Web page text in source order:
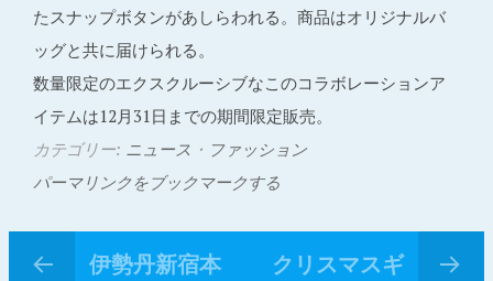
たスナップボタンがあしらわれる。商品はオリジナルバ
ッグと共に届けられる。
数量限定のエクスクルーシブなこのコラボレーションア
イテムは12月31日までの期間限定販売。
カテゴリー: ニュース ・ ファッション
パーマリンクをブックマークする
伊勢丹新宿本
クリスマスギ